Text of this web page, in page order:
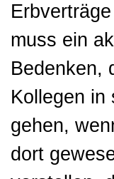
muss ein
Bedenken,
Kollegen in
gehen,
dort